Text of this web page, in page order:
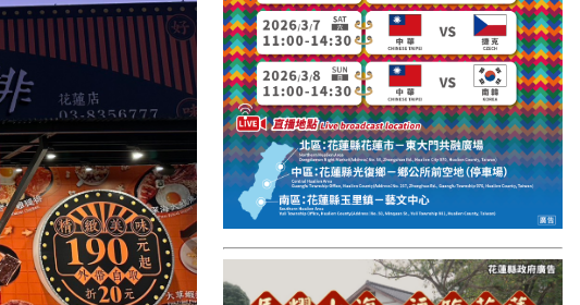
關山鎮
苗栗縣
其他地區
新竹市
和平鄉
台南市
澎湖縣